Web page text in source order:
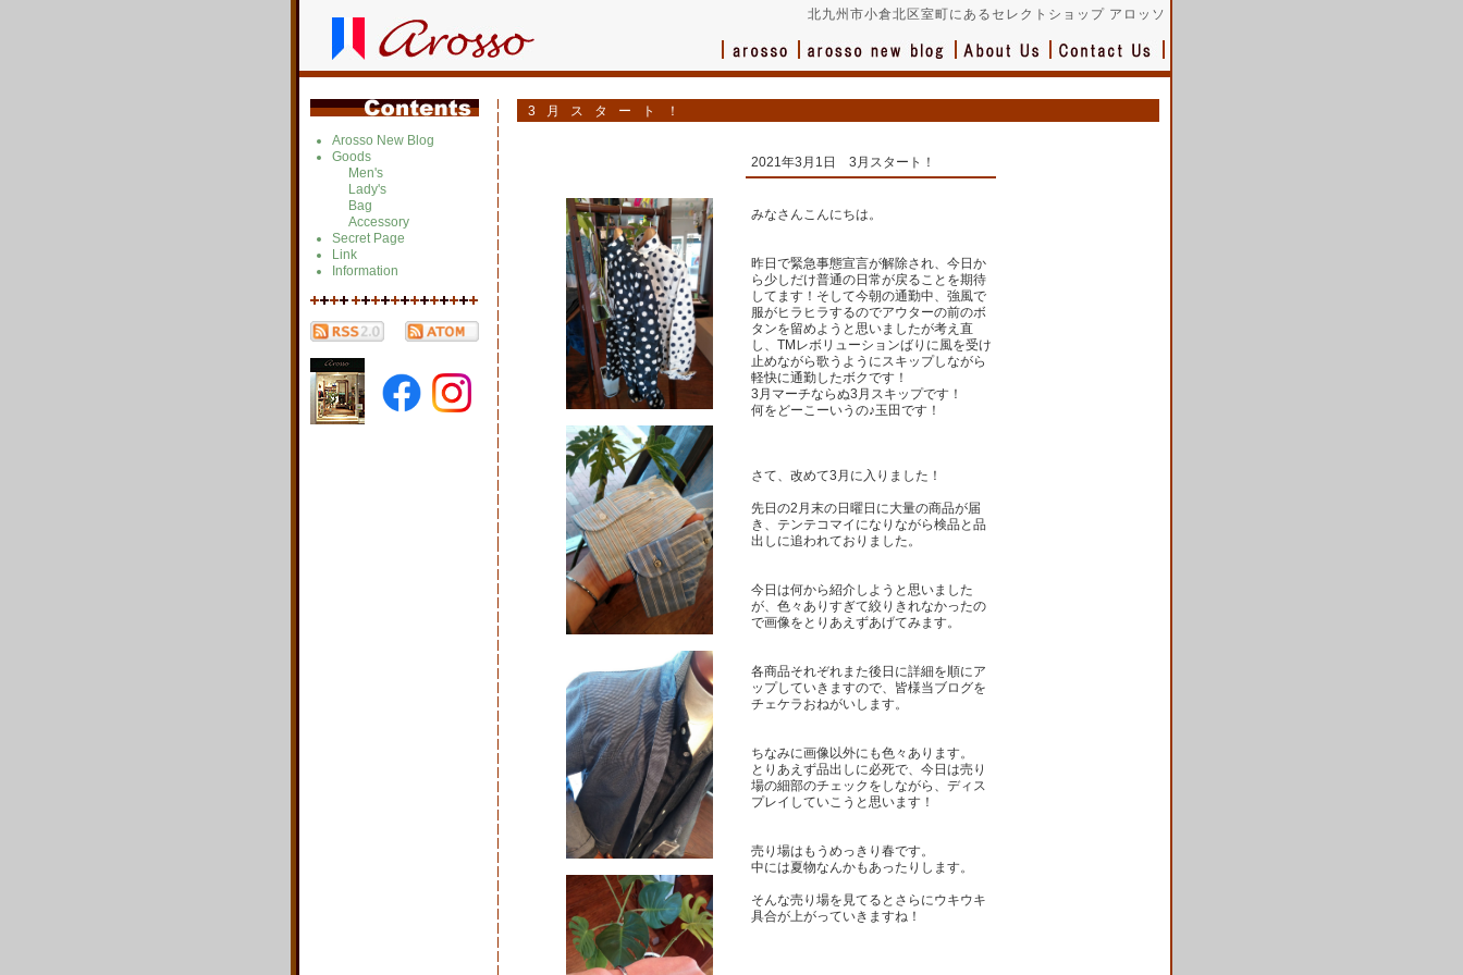
北九州市小倉北区室町にあるセレクトショップ アロッソ
Arosso New Blog
Goods
Men's
Lady's
Bag
Accessory
Secret Page
Link
Information
3月スタート！
2021年3月1日 3月スタート！
みなさんこんにちは。
昨日で緊急事態宣言が解除され、今日か
ら少しだけ普通の日常が戻ることを期待
してます！そして今朝の通勤中、強風で
服がヒラヒラするのでアウターの前のボ
タンを留めようと思いましたが考え直
し、TMレボリューションばりに風を受け
止めながら歌うようにスキップしながら
軽快に通勤したボクです！
3月マーチならぬ3月スキップです！
何をどーこーいうの♪玉田です！
さて、改めて3月に入りました！
先日の2月末の日曜日に大量の商品が届
き、テンテコマイになりながら検品と品
出しに追われておりました。
今日は何から紹介しようと思いました
が、色々ありすぎて絞りきれなかったの
で画像をとりあえずあげてみます。
各商品それぞれまた後日に詳細を順にア
ップしていきますので、皆様当ブログを
チェケラおねがいします。
ちなみに画像以外にも色々あります。
とりあえず品出しに必死で、今日は売り
場の細部のチェックをしながら、ディス
プレイしていこうと思います！
売り場はもうめっきり春です。
中には夏物なんかもあったりします。
そんな売り場を見てるとさらにウキウキ
具合が上がっていきますね！